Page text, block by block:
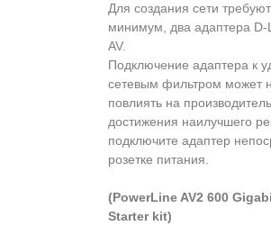
Для создания сети
минимум, два адаптера D-
AV.
Подключение адаптера к
сетевым фильтром может
повлиять на
достижения наилучшего
подключите адаптер
розетке питания.
(PowerLine AV2 600
Starter kit)